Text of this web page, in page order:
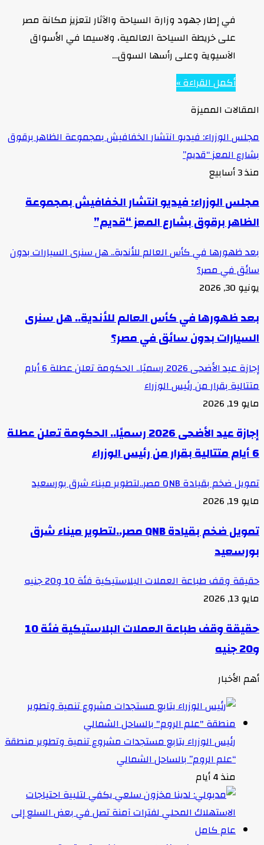
في إطار جهود وزارة السياحة والآثار لتعزيز مكانة مصر
على خريطة السياحة العالمية، ولاسيما في الأسواق
الآسيوية وعلى رأسها السوق…
أكمل القراءة »
المقالات المميزة
مجلس الوزراء: فيديو انتشار الخفافيش بمجموعة الظاهر برقوق
بشارع المعز “قديم”
منذ 3 أسابيع
مجلس الوزراء: فيديو انتشار الخفافيش بمجموعة
الظاهر برقوق بشارع المعز “قديم”
بعد ظهورها في كأس العالم للأندية.. هل سنرى السيارات بدون
سائق في مصر؟
يونيو 30, 2026
بعد ظهورها في كأس العالم للأندية.. هل سنرى
السيارات بدون سائق في مصر؟
إجازة عيد الأضحى 2026 رسميًا.. الحكومة تعلن عطلة 6 أيام
متتالية بقرار من رئيس الوزراء
مايو 19, 2026
إجازة عيد الأضحى 2026 رسميًا.. الحكومة تعلن عطلة
6 أيام متتالية بقرار من رئيس الوزراء
تمويل ضخم بقيادة QNB مصر..لتطوير ميناء شرق بورسعيد
مايو 19, 2026
تمويل ضخم بقيادة QNB مصر..لتطوير ميناء شرق
بورسعيد
حقيقة وقف طباعة العملات البلاستيكية فئة 10 و20 جنيه
مايو 13, 2026
حقيقة وقف طباعة العملات البلاستيكية فئة 10
و20 جنيه
أهم الأخبار
رئيس الوزراء يتابع مستجدات مشروع تنمية وتطوير منطقة
“علم الروم” بالساحل الشمالي
منذ 4 أيام